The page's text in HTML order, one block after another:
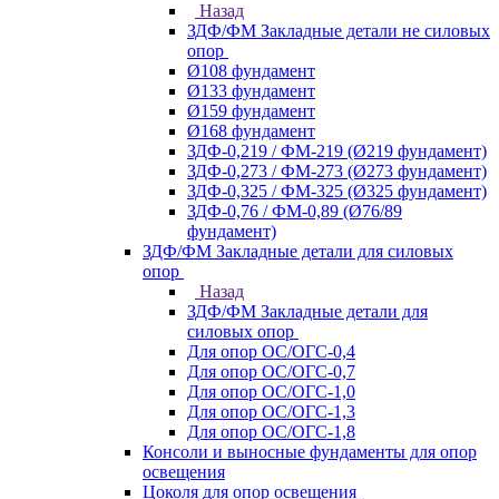
Назад
ЗДФ/ФМ Закладные детали не силовых
опор
Ø108 фундамент
Ø133 фундамент
Ø159 фундамент
Ø168 фундамент
ЗДФ-0,219 / ФМ-219 (Ø219 фундамент)
ЗДФ-0,273 / ФМ-273 (Ø273 фундамент)
ЗДФ-0,325 / ФМ-325 (Ø325 фундамент)
ЗДФ-0,76 / ФМ-0,89 (Ø76/89
фундамент)
ЗДФ/ФМ Закладные детали для силовых
опор
Назад
ЗДФ/ФМ Закладные детали для
силовых опор
Для опор ОС/ОГС-0,4
Для опор ОС/ОГС-0,7
Для опор ОС/ОГС-1,0
Для опор ОС/ОГС-1,3
Для опор ОС/ОГС-1,8
Консоли и выносные фундаменты для опор
освещения
Цоколя для опор освещения